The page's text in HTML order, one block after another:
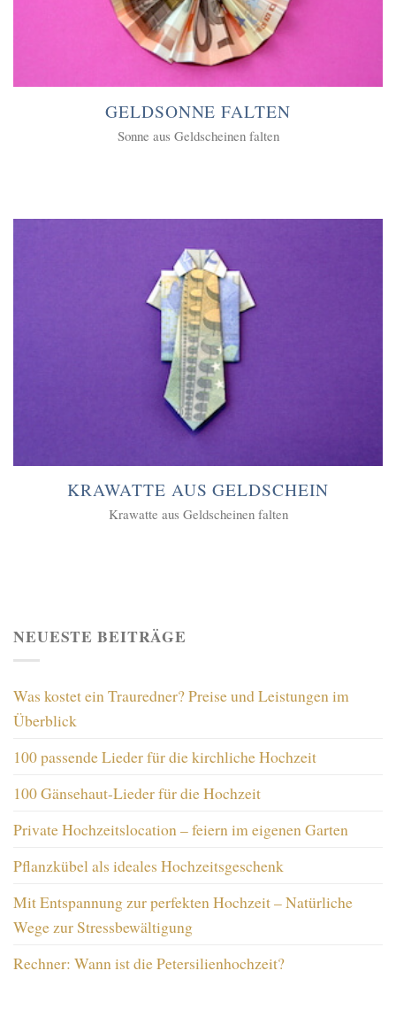
GELDSONNE FALTEN
Sonne aus Geldscheinen falten
KRAWATTE AUS GELDSCHEIN
Krawatte aus Geldscheinen falten
NEUESTE BEITRÄGE
Was kostet ein Trauredner? Preise und Leistungen im
Überblick
100 passende Lieder für die kirchliche Hochzeit
100 Gänsehaut-Lieder für die Hochzeit
Private Hochzeitslocation – feiern im eigenen Garten
Pflanzkübel als ideales Hochzeitsgeschenk
Mit Entspannung zur perfekten Hochzeit – Natürliche
Wege zur Stressbewältigung
Rechner: Wann ist die Petersilienhochzeit?